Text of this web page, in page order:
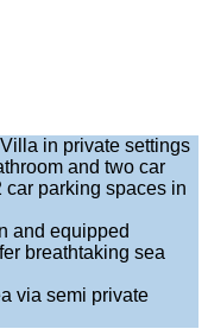
in private settings
and two car
parking spaces in
and equipped
breathtaking sea
via semi private